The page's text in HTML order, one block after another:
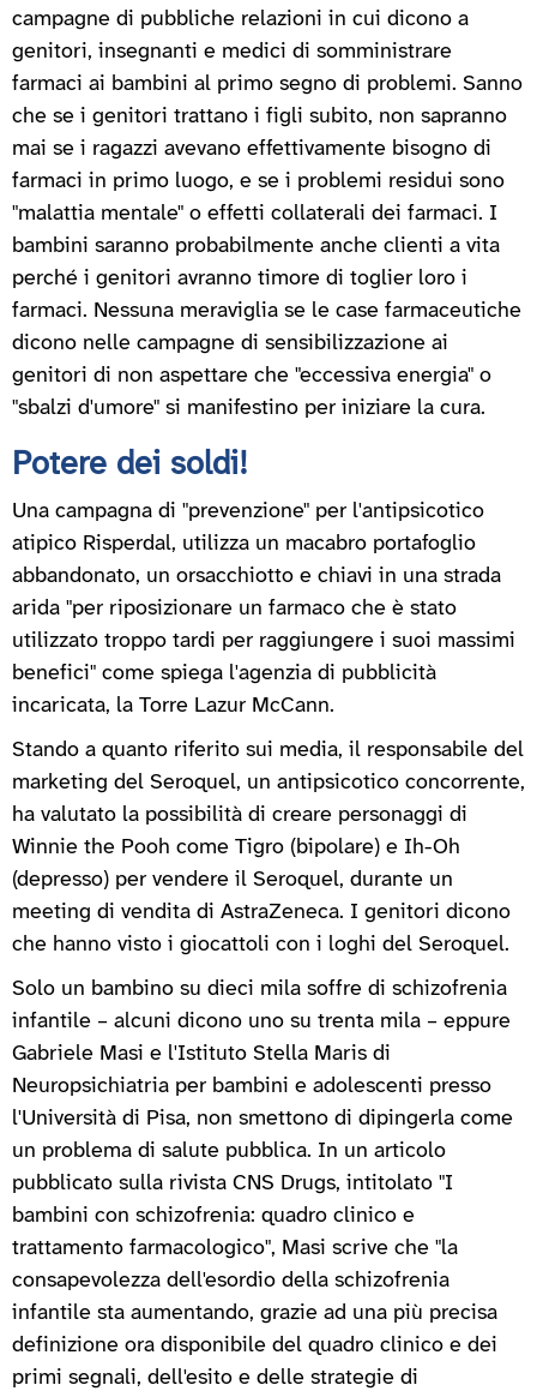
campagne di pubbliche relazioni in cui dicono a
genitori, insegnanti e medici di somministrare
farmaci ai bambini al primo segno di problemi. Sanno
che se i genitori trattano i figli subito, non sapranno
mai se i ragazzi avevano effettivamente bisogno di
farmaci in primo luogo, e se i problemi residui sono
"malattia mentale" o effetti collaterali dei farmaci. I
bambini saranno probabilmente anche clienti a vita
perché i genitori avranno timore di toglier loro i
farmaci. Nessuna meraviglia se le case farmaceutiche
dicono nelle campagne di sensibilizzazione ai
genitori di non aspettare che "eccessiva energia" o
"sbalzi d'umore" si manifestino per iniziare la cura.
Potere dei soldi!
Una campagna di "prevenzione" per l'antipsicotico
atipico Risperdal, utilizza un macabro portafoglio
abbandonato, un orsacchiotto e chiavi in una strada
arida "per riposizionare un farmaco che è stato
utilizzato troppo tardi per raggiungere i suoi massimi
benefici" come spiega l'agenzia di pubblicità
incaricata, la Torre Lazur McCann.
Stando a quanto riferito sui media, il responsabile del
marketing del Seroquel, un antipsicotico concorrente,
ha valutato la possibilità di creare personaggi di
Winnie the Pooh come Tigro (bipolare) e Ih-Oh
(depresso) per vendere il Seroquel, durante un
meeting di vendita di AstraZeneca. I genitori dicono
che hanno visto i giocattoli con i loghi del Seroquel.
Solo un bambino su dieci mila soffre di schizofrenia
infantile – alcuni dicono uno su trenta mila – eppure
Gabriele Masi e l'Istituto Stella Maris di
Neuropsichiatria per bambini e adolescenti presso
l'Università di Pisa, non smettono di dipingerla come
un problema di salute pubblica. In un articolo
pubblicato sulla rivista CNS Drugs, intitolato "I
bambini con schizofrenia: quadro clinico e
trattamento farmacologico", Masi scrive che "la
consapevolezza dell'esordio della schizofrenia
infantile sta aumentando, grazie ad una più precisa
definizione ora disponibile del quadro clinico e dei
primi segnali, dell'esito e delle strategie di